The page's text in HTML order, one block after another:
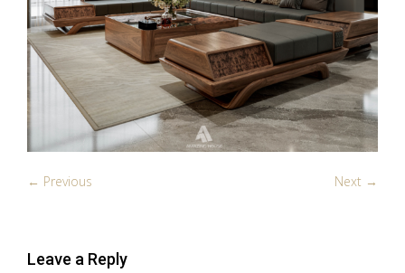
← Previous Next →
Leave a Reply